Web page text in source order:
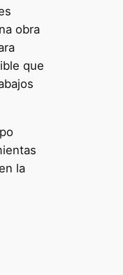
obra
que
la